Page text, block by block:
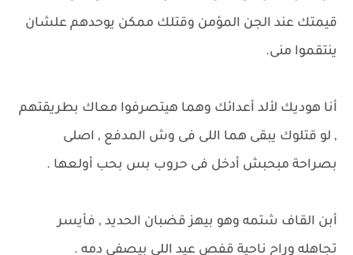
قيمتك عند الجن المؤمن وقتلك ممكن يوحدهم علشان
ينتقموا منى.
أنا هوديك لألد أعدائك وهما هيتصرفوا معاك بطريقتهم
, لو قتلوك يبقى هما اللى فى وش المدفع , اصلى
بصراحة مبحبش أدخل فى حروب بس بحب أولعها .
أبن القاف شتمه وهو بيهز قضبان الحديد , فأيسر
تجاهله وراح ناحية قفص عيد اللى بيصفى دمه .